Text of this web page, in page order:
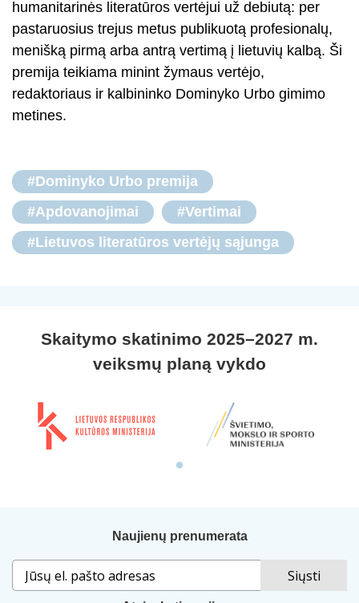
humanitarinės literatūros vertėjui už debiutą: per
pastaruosius trejus metus publikuotą profesionalų,
menišką pirmą arba antrą vertimą į lietuvių kalbą. Ši
premija teikiama minint žymaus vertėjo,
redaktoriaus ir kalbininko Dominyko Urbo gimimo
metines.
#Dominyko Urbo premija
#Apdovanojimai
#Vertimai
#Lietuvos literatūros vertėjų sąjunga
Skaitymo skatinimo 2025–2027 m.
veiksmų planą vykdo
Naujienų prenumerata